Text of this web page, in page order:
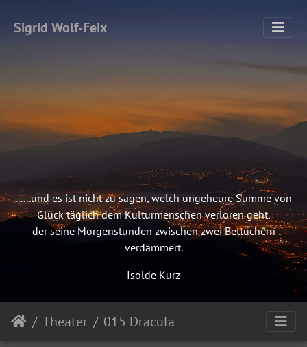
Sigrid Wolf-Feix
......und es ist nicht zu sagen, welch ungeheure Summe von
Glück täglich dem Kulturmenschen verloren geht,
der seine Morgenstunden zwischen zwei Bettüchern
verdämmert.
Isolde Kurz
Theater 015 Dracula